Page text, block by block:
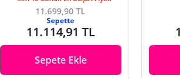
11.699,90 TL
Sepette
11.114,91 TL
Sepete Ekle